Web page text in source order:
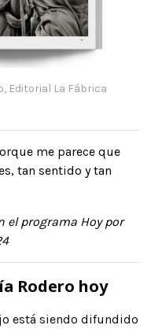
Editorial La Fábrica
me parece que
tan sentido y tan
el programa Hoy por
Rodero hoy
está siendo difundido